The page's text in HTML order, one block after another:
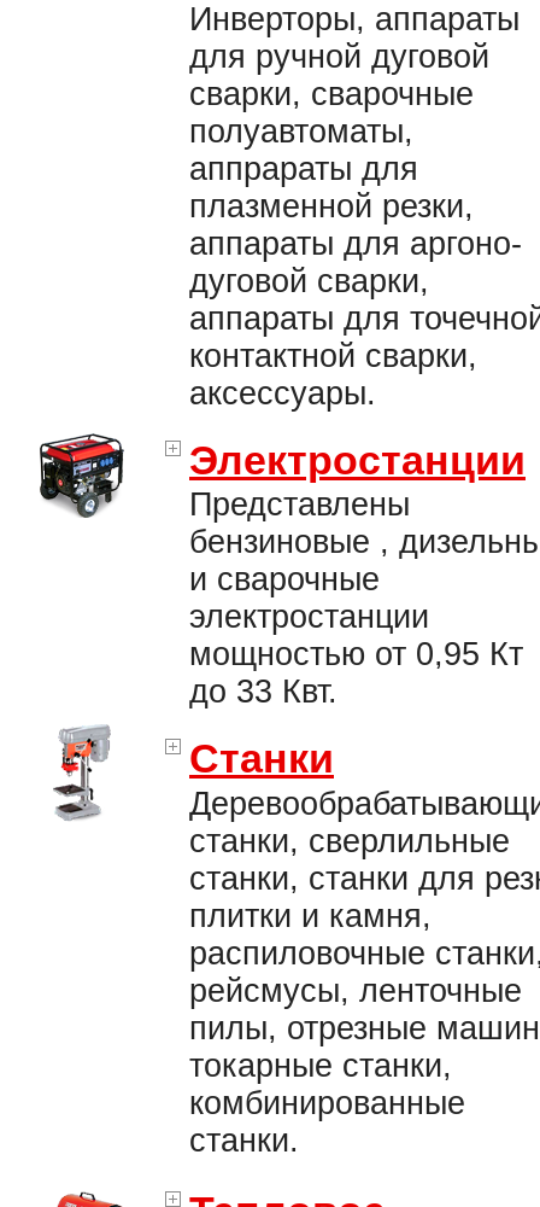
Инверторы, аппараты
для ручной дуговой
сварки, сварочные
полуавтоматы,
аппрараты для
плазменной резки,
аппараты для аргоно-
дуговой сварки,
аппараты для
контактной сварки,
аксессуары.
Электростанции
Представлены
бензиновые ,
и сварочные
электростанции
мощностью от 0,95 Кт
до 33 Квт.
Станки
станки, сверлильные
станки, станки для
плитки и камня,
распиловочные
рейсмусы, ленточные
пилы, отрезные
токарные станки,
комбинированные
станки.